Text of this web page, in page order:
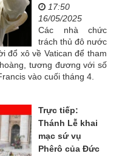
17:50
16/05/2025
Các nhà chức
trách thủ đô nước
đổ xô về Vatican để tham
tương đương với số
vào cuối tháng 4.
Trực tiếp:
Thánh Lễ khai
mạc sứ vụ
Phêrô của Đức